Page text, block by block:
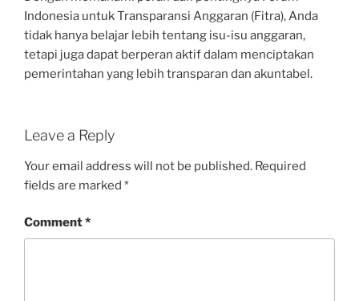
Indonesia untuk Transparansi Anggaran (Fitra), Anda
tidak hanya belajar lebih tentang isu-isu anggaran,
tetapi juga dapat berperan aktif dalam menciptakan
pemerintahan yang lebih transparan dan akuntabel.
Leave a Reply
Your email address will not be published. Required
fields are marked *
Comment*